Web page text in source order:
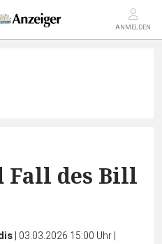
ANMELDEN
Fall des Bill
| 03.03.2026 15:00 Uhr|